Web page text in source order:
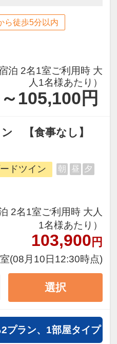
ら徒歩5分以内
泊 2名1室ご利用時 大
人1名様あたり）
105,100 円
【食事なし】
ドツイン 朝 昼 夕
2名1室ご利用時 大人
1名様あたり）
103,900 円
(08月10日12:30時点)
選択
2プラン、1部屋タイプ